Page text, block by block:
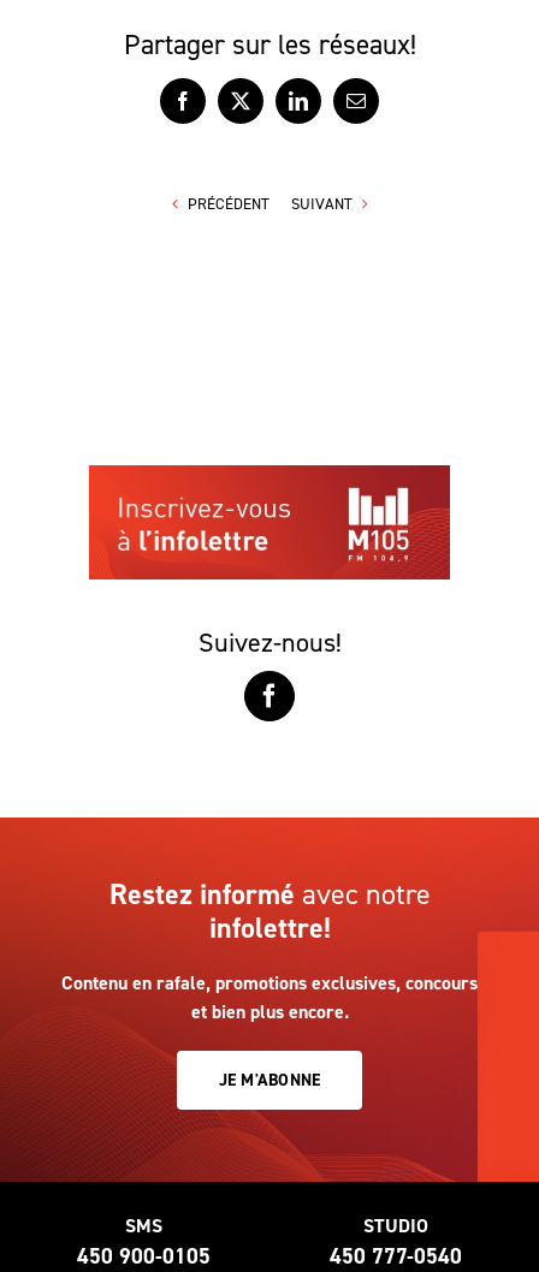
Partager sur les réseaux!
Facebook
X LinkedInCourriel
PRÉCÉDENT SUIVANT
Suivez-nous!
Restez informé avec notre
infolettre!
Contenu en rafale, promotions exclusives, concours
et bien plus encore.
JE M'ABONNE
SMS
450 900-0105
STUDIO
450 777-0540